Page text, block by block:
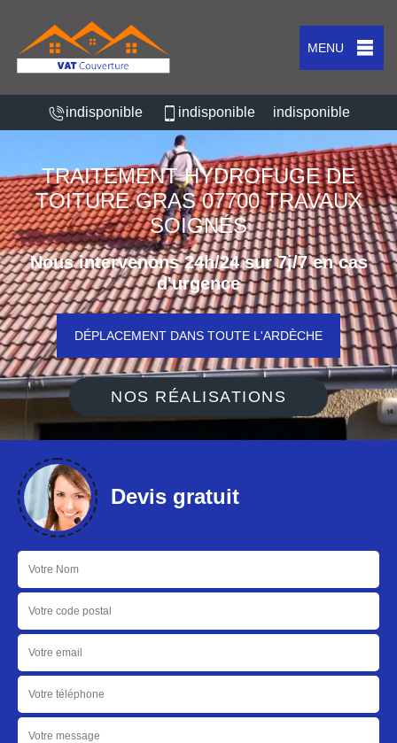
MENU
indisponible indisponible indisponible
TRAITEMENT HYDROFUGE DE
TOITURE GRAS 07700 TRAVAUX
SOIGNÉS
Nous intervenons 24h/24 sur 7j/7 en cas
d'urgence
DÉPLACEMENT DANS TOUTE L'ARDÈCHE
NOS RÉALISATIONS
Devis gratuit